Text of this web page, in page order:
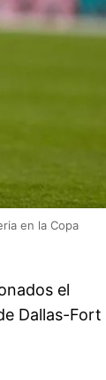
en la Copa
el
Dallas-Fort